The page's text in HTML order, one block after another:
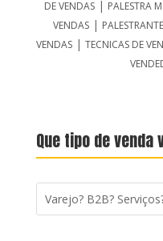
DE VENDAS | PALESTRA
VENDAS|
VENDAS| TECNICAS DE
Que tipo de venda